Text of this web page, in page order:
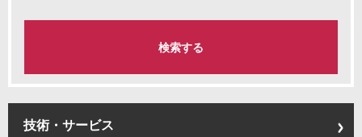
技術・サービス